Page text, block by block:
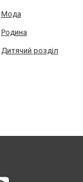
Мода
Родина
Дитячий розділ